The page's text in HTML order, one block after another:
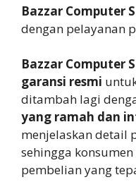
Bazzar Computer
dengan pelayanan
Bazzar Computer
garansi resmi
ditambah lagi
yang ramah dan
menjelaskan detail
sehingga
pembelian yang